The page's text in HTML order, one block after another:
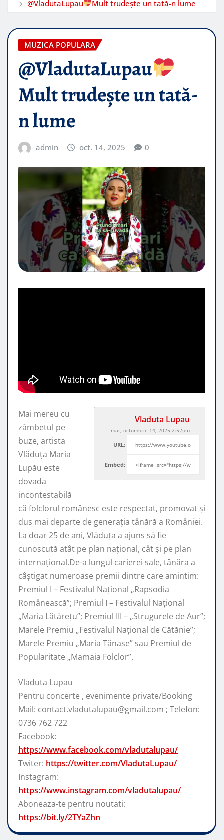
@VladutaLupau
Mult trudește un tată-n lume
MUZICA POPULARA
@VladutaLupau
Mult trudește un tată-
n lume
admin oct. 14, 2025 0
Vladuta Lupau
mar, octombrie 14, 2025 2:52pm
URL:
Embed:
Mai mereu cu
zâmbetul pe
buze, artista
Vlăduța Maria
Lupău este
dovada
incontestabilă
că folclorul românesc este respectat, promovat şi
dus mai departe de generaţia tânără a României.
La doar 25 de ani, Vlăduța a ajuns să fie
cunoscută atât pe plan naţional, cât şi pe plan
internaţional.De-a lungul carierei sale, tânăra a
câştigat numeroase premii dintre care amintim:
Premiul I – Festivalul Național „Rapsodia
Românească”; Premiul I – Festivalul Național
„Maria Lătărețu”; Premiul III – „Strugurele de Aur”;
Marele Premiu „Festivalul Național de Cătănie”;
Marele Premiu „Maria Tănase” sau Premiul de
Popularitate „Mamaia Folclor”.
Vladuta Lupau
Pentru concerte , evenimente private/Booking
Mail: contact.vladutalupau@gmail.com ; Telefon:
0736 762 722
Facebook:
https://www.facebook.com/vladutalupau/
Twiter: https://twitter.com/VladutaLupau/
Instagram:
https://www.instagram.com/vladutalupau/
Aboneaza-te pentru noutati:
https://bit.ly/2TYaZhn